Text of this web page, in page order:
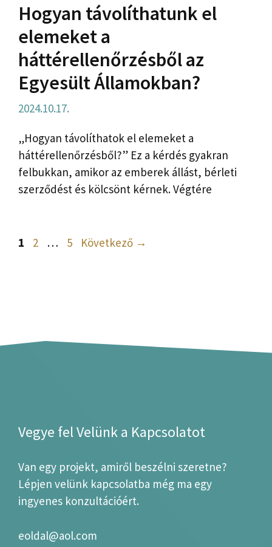
Hogyan távolíthatunk el
elemeket a
háttérellenőrzésből az
Egyesült Államokban?
2024.10.17.
„Hogyan távolíthatok el elemeket a
háttérellenőrzésből?” Ez a kérdés gyakran
felbukkan, amikor az emberek állást, bérleti
szerződést és kölcsönt kérnek. Végtére
Oldal
1 Oldal
2 … Oldal
5 Következő →
Vegye fel Velünk a Kapcsolatot
Van egy projekt, amiről beszélni szeretne?
Lépjen velünk kapcsolatba még ma egy
ingyenes konzultációért.
eoldal@aol.com